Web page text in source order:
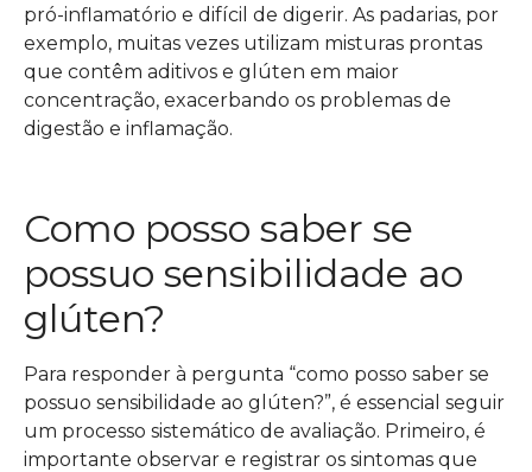
pró-inflamatório e difícil de digerir. As padarias, por
exemplo, muitas vezes utilizam misturas prontas
que contêm aditivos e glúten em maior
concentração, exacerbando os problemas de
digestão e inflamação.
Como posso saber se
possuo sensibilidade ao
glúten?
Para responder à pergunta “como posso saber se
possuo sensibilidade ao glúten?”, é essencial seguir
um processo sistemático de avaliação. Primeiro, é
importante observar e registrar os sintomas que